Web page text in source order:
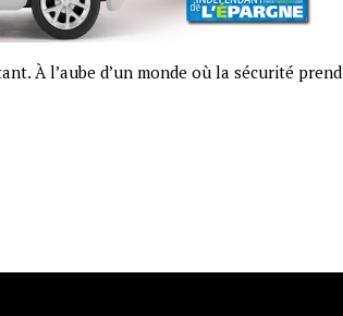
À l’aube d’un monde où la sécurité prend